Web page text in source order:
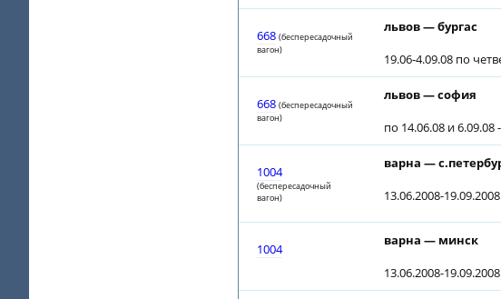
668 (беспересадочный
вагон)
львов — бургас
19.06-4.09.08 по
668 (беспересадочный
вагон)
львов — софия
по 14.06.08 и
1004
(беспересадочный
вагон)
варна —
13.06.2008-
1004
варна — минск
13.06.2008-